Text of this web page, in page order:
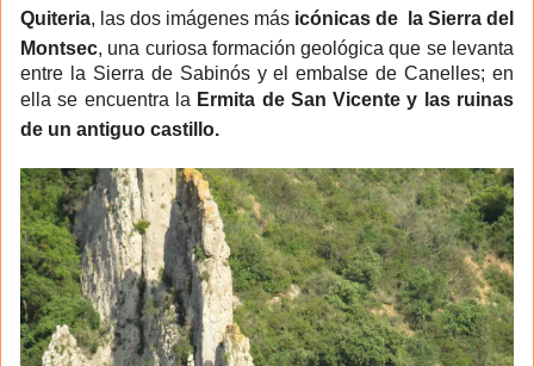
Quiteria, las dos imágenes más icónicas de la Sierra del
Montsec, una curiosa formación geológica que se levanta
entre la Sierra de Sabinós y el embalse de Canelles; en
ella se encuentra la Ermita de San Vicente y las ruinas
de un antiguo castillo.